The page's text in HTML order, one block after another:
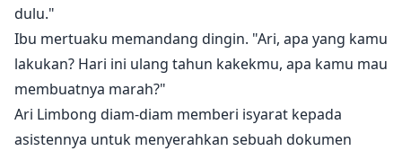
dulu."
Ibu mertuaku memandang dingin. "Ari, apa yang kamu
lakukan? Hari ini ulang tahun kakekmu, apa kamu mau
membuatnya marah?"
Ari Limbong diam-diam memberi isyarat kepada
asistennya untuk menyerahkan sebuah dokumen